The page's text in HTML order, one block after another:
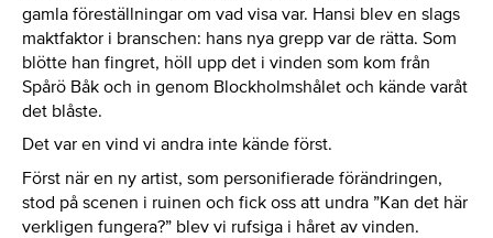
gamla föreställningar om vad visa var. Hansi blev en slags
maktfaktor i branschen: hans nya grepp var de rätta. Som
blötte han fingret, höll upp det i vinden som kom från
Spårö Båk och in genom Blockholmshålet och kände varåt
det blåste.
Det var en vind vi andra inte kände först.
Först när en ny artist, som personifierade förändringen,
stod på scenen i ruinen och fick oss att undra ”Kan det här
verkligen fungera?” blev vi rufsiga i håret av vinden.